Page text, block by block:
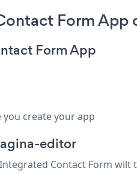
Form App
Form App
you create your app
editor
Contact Form